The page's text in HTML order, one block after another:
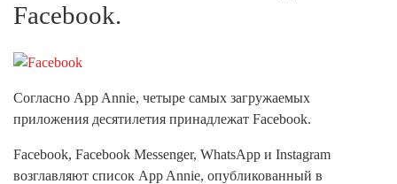
Facebook.
Согласно App Annie, четыре самых загружаемых
приложения десятилетия принадлежат Facebook.
Facebook, Facebook Messenger, WhatsApp и Instagram
возглавляют список App Annie, опубликованный в